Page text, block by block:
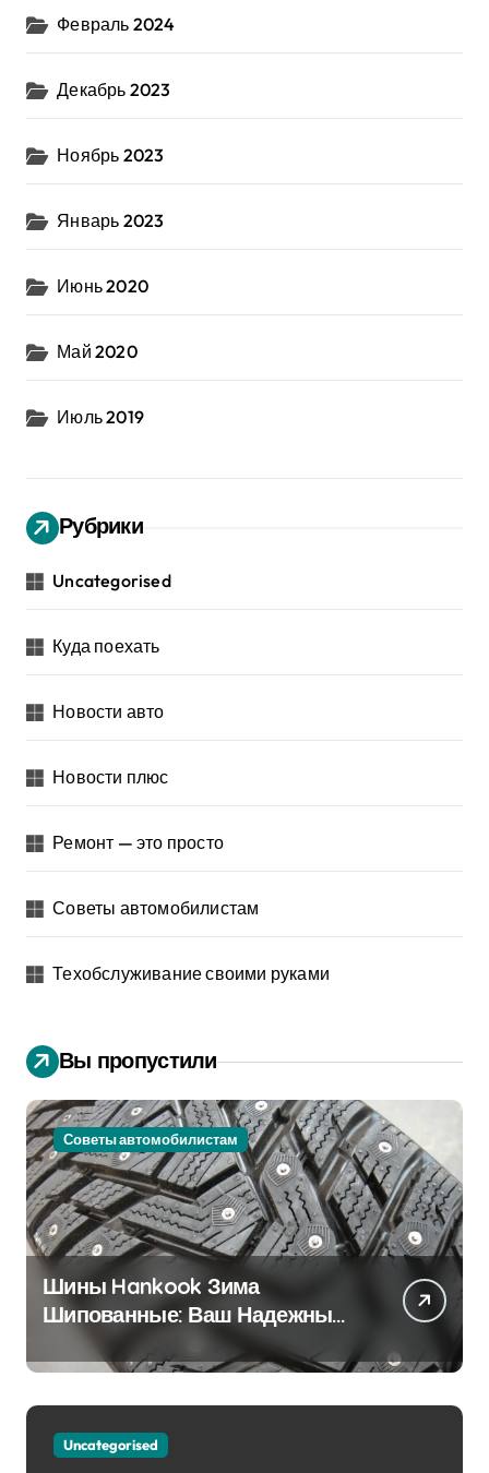
Февраль 2024
Декабрь 2023
Ноябрь 2023
Январь 2023
Июнь 2020
Май 2020
Июль 2019
Рубрики
Uncategorised
Куда поехать
Новости авто
Новости плюс
Ремонт — это просто
Советы автомобилистам
Техобслуживание своими руками
Вы пропустили
Советы автомобилистам
Шины Hankook Зима
Шипованные: Ваш Надежный
Партнёр на Снежных Дорогах
Uncategorised